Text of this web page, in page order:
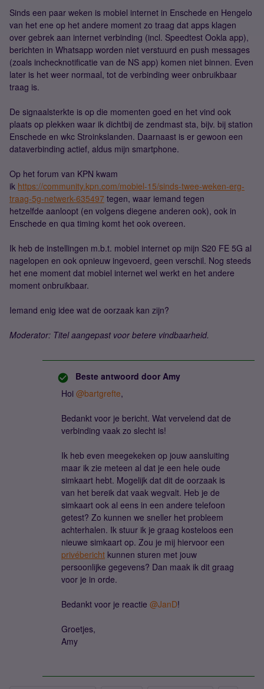
Sinds een paar weken is mobiel internet in Enschede en Hengelo
van het ene op het andere moment zo traag dat apps klagen
over gebrek aan internet verbinding (incl. Speedtest Ookla app),
berichten in Whatsapp worden niet verstuurd en push messages
(zoals inchecknotificatie van de NS app) komen niet binnen. Even
later is het weer normaal, tot de verbinding weer onbruikbaar
traag is.
De signaalsterkte is op die momenten goed en het vind ook
plaats op plekken waar ik dichtbij de zendmast sta, bijv. bij station
Enschede en wkc Stroinkslanden. Daarnaast is er gewoon een
dataverbinding actief, aldus mijn smartphone.
Op het forum van KPN kwam
ik https://community.kpn.com/mobiel-15/sinds-twee-weken-erg-
traag-5g-netwerk-635497 tegen, waar iemand tegen
hetzelfde aanloopt (en volgens diegene anderen ook), ook in
Enschede en qua timing komt het ook overeen.
Ik heb de instellingen m.b.t. mobiel internet op mijn S20 FE 5G al
nagelopen en ook opnieuw ingevoerd, geen verschil. Nog steeds
het ene moment dat mobiel internet wel werkt en het andere
moment onbruikbaar.
Iemand enig idee wat de oorzaak kan zijn?
Moderator: Titel aangepast voor betere vindbaarheid.
Beste antwoord door Amy
Hoi ​ @bartgrefte,
Bedankt voor je bericht. Wat vervelend dat de
verbinding vaak zo slecht is!
Ik heb even meegekeken op jouw aansluiting
maar ik zie meteen al dat je een hele oude
simkaart hebt. Mogelijk dat dit de oorzaak is
van het bereik dat vaak wegvalt. Heb je de
simkaart ook al eens in een andere telefoon
getest? Zo kunnen we sneller het probleem
achterhalen. Ik stuur ik je graag kosteloos een
nieuwe simkaart op. Zou je mij hiervoor een
privébericht kunnen sturen met jouw
persoonlijke gegevens? Dan maak ik dit graag
voor je in orde.
Bedankt voor je reactie ​ @JanD!
Groetjes,
Amy